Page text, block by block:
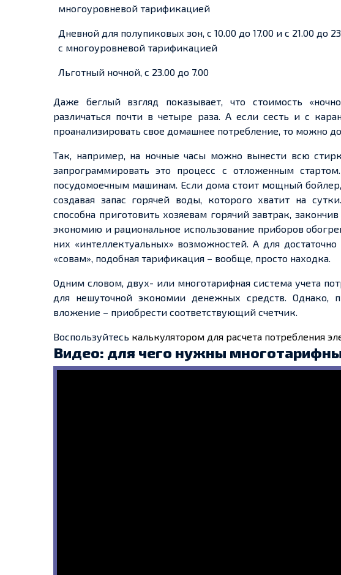
многоуровневой тарификацией
Дневной для полупиковых зон, с 10.00 до 17.00 и с 21.00 до
с многоуровневой тарификацией
Льготный ночной, с 23.00 до 7.00
Даже беглый взгляд показывает, что стоимость
различаться почти в четыре раза. А если сесть и с
проанализировать свое домашнее потребление, то можно
Так, например, на ночные часы можно вынести всю
запрограммировать это процесс с отложенным
посудомоечным машинам. Если дома стоит мощный
создавая запас горячей воды, которого хватит на
способна приготовить хозяевам горячий завтрак, закончив
экономию и рациональное использование приборов
них «интеллектуальных» возможностей. А для
«совам», подобная тарификация – вообще, просто находка.
Одним словом, двух- или многотарифная система учета
для нешуточной экономии денежных средств. Однако,
вложение – приобрести соответствующий счетчик.
Воспользуйтесь калькулятором для расчета потребления
Видео: для чего нужны